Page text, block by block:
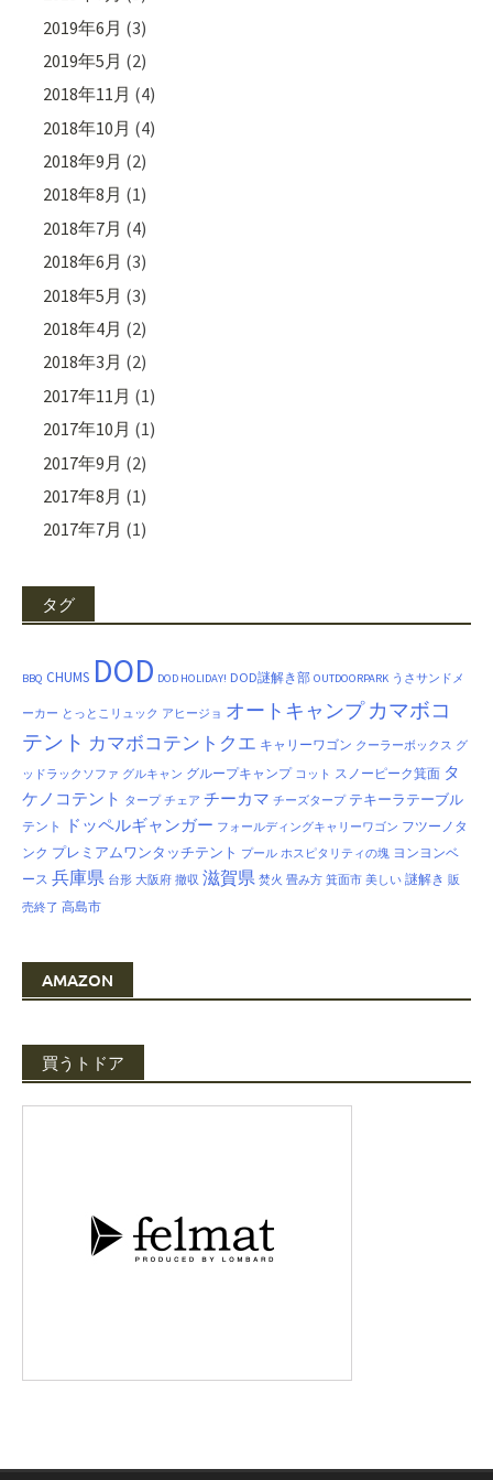
2019年6月 (3)
2019年5月 (2)
2018年11月 (4)
2018年10月 (4)
2018年9月 (2)
2018年8月 (1)
2018年7月 (4)
2018年6月 (3)
2018年5月 (3)
2018年4月 (2)
2018年3月 (2)
2017年11月 (1)
2017年10月 (1)
2017年9月 (2)
2017年8月 (1)
2017年7月 (1)
タグ
BBQ CHUMS DOD DOD HOLIDAY! DOD謎解き部 OUTDOORPARK うさサンドメ
ーカー とっとこリュック アヒージョ オートキャンプ カマボコ
テント カマボコテントクエ キャリーワゴン クーラーボックス グ
ッドラックソファ グルキャン グループキャンプ コット スノーピーク箕面 タ
ケノコテント タープ チェア チーカマ チーズタープ テキーラテーブル
テント ドッペルギャンガー フォールディングキャリーワゴン フツーノタ
ンク プレミアムワンタッチテント プール ホスピタリティの塊 ヨンヨンベ
ース 兵庫県 台形 大阪府 撤収 滋賀県 焚火 畳み方 箕面市 美しい 謎解き 販
売終了 高島市
AMAZON
買うトドア